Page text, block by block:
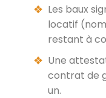
Les baux
locatif
restant à
Une
contrat de
un.